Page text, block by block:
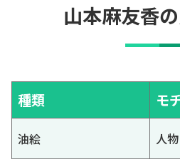
山本麻友香
種類 モ
油絵 人物